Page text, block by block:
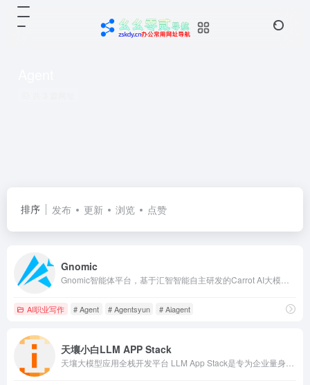
排序 发布 更新 浏览 点赞
Gnomic
AI职业写作 # Agent # Agentsyun # Aiagent
天壤小白LLM APP Stack